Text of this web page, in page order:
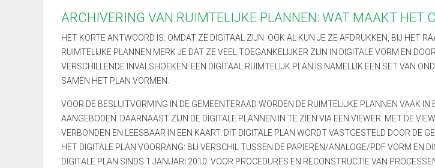
ARCHIVERING VAN RUIMTELIJKE PLANNEN: WAT MAAKT HET
HET KORTE ANTWOORD IS: OMDAT ZE DIGITAAL ZIJN. OOK AL KUN JE ZE AFDRUKKEN, BIJ HET
RUIMTELIJKE PLANNEN MERK JE DAT ZE VEEL TOEGANKELIJKER ZIJN IN DIGITALE VORM EN
VERSCHILLENDE INVALSHOEKEN. EEN DIGITAAL RUIMTELIJK PLAN IS NAMELIJK EEN SET VAN
SAMEN HET PLAN VORMEN.
VOOR DE BESLUITVORMING IN DE GEMEENTERAAD WORDEN DE RUIMTELIJKE PLANNEN VAAK
AANGEBODEN. DAARNAAST ZIJN DE DIGITALE PLANNEN IN TE ZIEN VIA EEN VIEWER. MET DE
VERBONDEN EN LEESBAAR IN EEN KAART. DIT DIGITALE PLAN WORDT VASTGESTELD DOOR DE
HET DIGITALE PLAN VOORRANG: BIJ VERSCHIL TUSSEN DE PAPIEREN/ANALOGE/PDF VORM EN
DIGITALE PLAN SINDS 1 JANUARI 2010. VOOR PROCEDURES EN RECONSTRUCTIE VAN